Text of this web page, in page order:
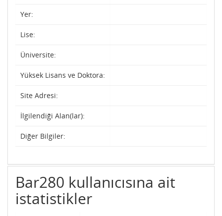
Yer:
Lise:
Üniversite:
Yüksek Lisans ve Doktora:
Site Adresi:
İlgilendiği Alan(lar):
Diğer Bilgiler:
Bar280 kullanıcısına ait
istatistikler